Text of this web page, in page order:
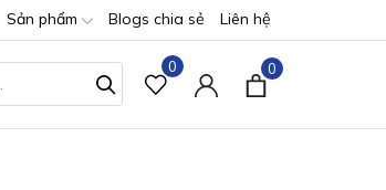
Sản phẩm Blogs chia sẻ Liên hệ
0 0